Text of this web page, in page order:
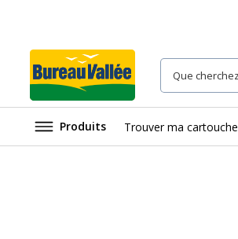
Produits Trouver ma cartouche